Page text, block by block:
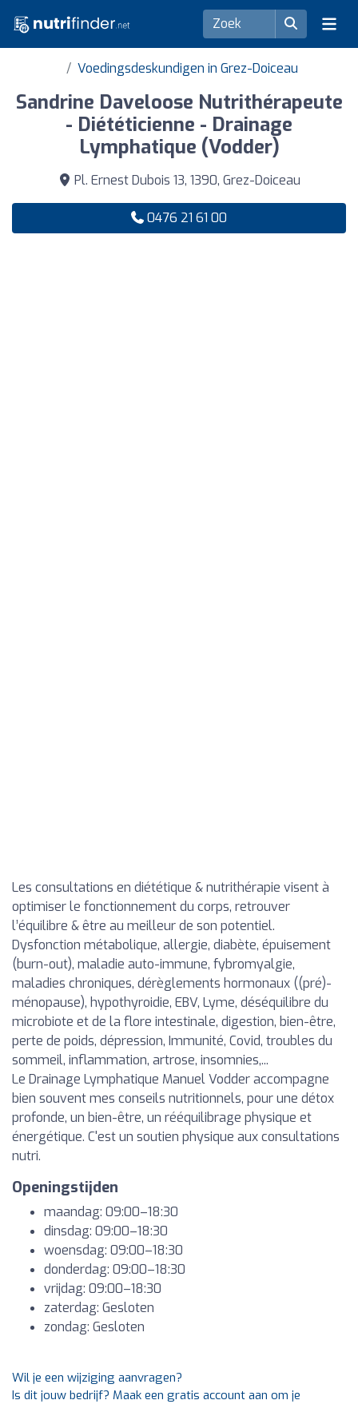
Voedingsdeskundigen in Grez-Doiceau
Sandrine Daveloose Nutrithérapeute
- Diététicienne - Drainage
Lymphatique (Vodder)
Pl. Ernest Dubois 13, 1390, Grez-Doiceau
0476 21 61 00
Les consultations en diététique & nutrithérapie visent à
optimiser le fonctionnement du corps, retrouver
l’équilibre & être au meilleur de son potentiel.
Dysfonction métabolique, allergie, diabète, épuisement
(burn-out), maladie auto-immune, fybromyalgie,
maladies chroniques, dérèglements hormonaux ((pré)-
ménopause), hypothyroidie, EBV, Lyme, déséquilibre du
microbiote et de la flore intestinale, digestion, bien-être,
perte de poids, dépression, Immunité, Covid, troubles du
sommeil, inflammation, artrose, insomnies,...
Le Drainage Lymphatique Manuel Vodder accompagne
bien souvent mes conseils nutritionnels, pour une détox
profonde, un bien-être, un rééquilibrage physique et
énergétique. C'est un soutien physique aux consultations
nutri.
Openingstijden
maandag: 09:00–18:30
dinsdag: 09:00–18:30
woensdag: 09:00–18:30
donderdag: 09:00–18:30
vrijdag: 09:00–18:30
zaterdag: Gesloten
zondag: Gesloten
Wil je een wijziging aanvragen?
Is dit jouw bedrijf? Maak een gratis account aan om je